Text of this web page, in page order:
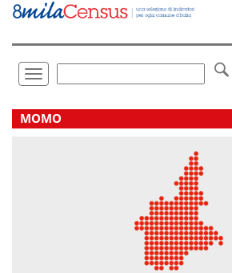
Vai
direttamente
Toggle
navigation
.
MOMO